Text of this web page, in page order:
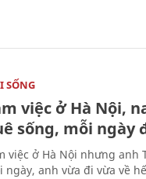
SỐNG
việc ở Hà Nội,
sống, mỗi ngày
việc ở Hà Nội nhưng anh
ngày, anh vừa đi vừa về